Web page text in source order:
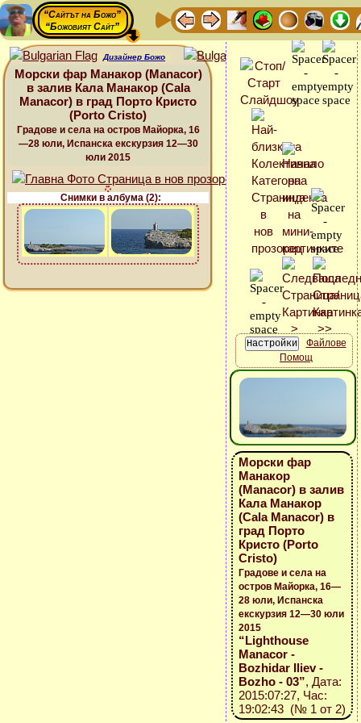
“Сайтът на Божо”
“Божовият Сайт”
Дизайнер Божо
Морски фар Манакор (Manacor)
в залив Кала Манакор (Cala
Manacor) в град Порто Кристо
(Porto Cristo)
Градове и села на остров Майорка, 16
—28 юли, Испанска екскурзия 12—30
юли 2015
Снимки в албума (2):
Файлове
Помощ
Морски фар
Манакор
(Manacor) в залив
Кала Манакор
(Cala Manacor) в
град Порто
Кристо (Porto
Cristo)
Градове и села на
остров Майорка, 16—
28 юли, Испанска
екскурзия 12—30 юли
2015
“Lighthouse
Manacor -
Bozhidar Iliev -
Bozho - 03”, Дата:
2015:07:27, Час:
19:02:43 (№ 1 от 2)